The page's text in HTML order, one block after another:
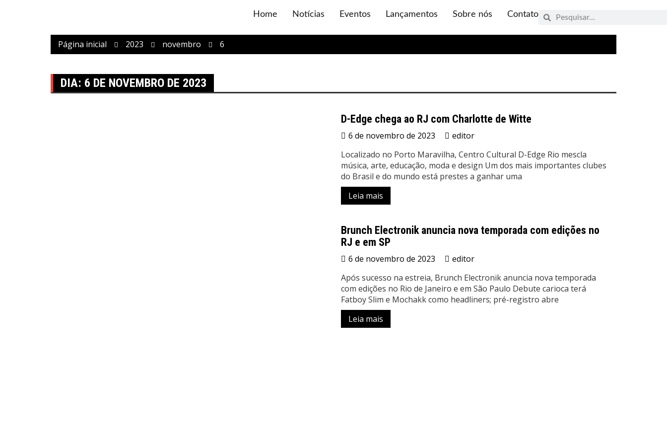
Home Notícias Eventos Lançamentos Sobre nós Contato
Página inicial 2023 novembro 6
DIA: 6 DE NOVEMBRO DE 2023
D-Edge chega ao RJ com Charlotte de Witte
6 de novembro de 2023
editor
Localizado no Porto Maravilha, Centro Cultural D-Edge Rio mescla
música, arte, educação, moda e design Um dos mais importantes clubes
do Brasil e do mundo está prestes a ganhar uma
Leia mais
Brunch Electronik anuncia nova temporada com edições no
RJ e em SP
6 de novembro de 2023
editor
Após sucesso na estreia, Brunch Electronik anuncia nova temporada
com edições no Rio de Janeiro e em São Paulo Debute carioca terá
Fatboy Slim e Mochakk como headliners; pré-registro abre
Leia mais